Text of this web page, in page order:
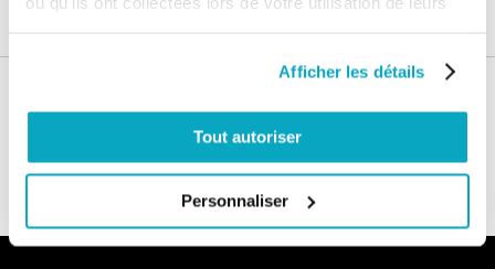
Afficher les détails
Tout autoriser
Personnaliser
Blog FAQ